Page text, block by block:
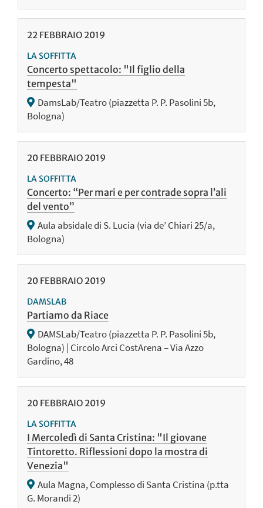
22 FEBBRAIO 2019
LA SOFFITTA
Concerto spettacolo: "Il figlio della
tempesta"
DamsLab/Teatro (piazzetta P. P. Pasolini 5b,
Bologna)
20 FEBBRAIO 2019
LA SOFFITTA
Concerto: “Per mari e per contrade sopra l’ali
del vento”
Aula absidale di S. Lucia (via de’ Chiari 25/a,
Bologna)
20 FEBBRAIO 2019
DAMSLAB
Partiamo da Riace
DAMSLab/Teatro (piazzetta P. P. Pasolini 5b,
Bologna) | Circolo Arci CostArena – Via Azzo
Gardino, 48
20 FEBBRAIO 2019
LA SOFFITTA
I Mercoledì di Santa Cristina: "Il giovane
Tintoretto. Riflessioni dopo la mostra di
Venezia"
Aula Magna, Complesso di Santa Cristina (p.tta
G. Morandi 2)